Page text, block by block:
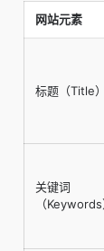
网站元素
标题（Title）
关键词
（Keywords